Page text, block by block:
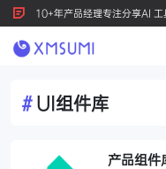
10+年产品经理专注分享AI
产品创新，按 Ctrl+D 收藏我
#UI组件库
产品组